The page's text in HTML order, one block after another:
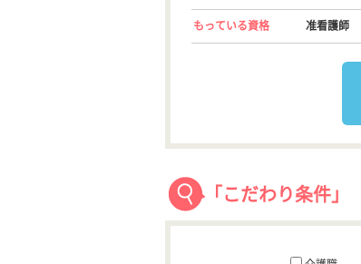
もっている資格 准看護師
「こだわり条件」